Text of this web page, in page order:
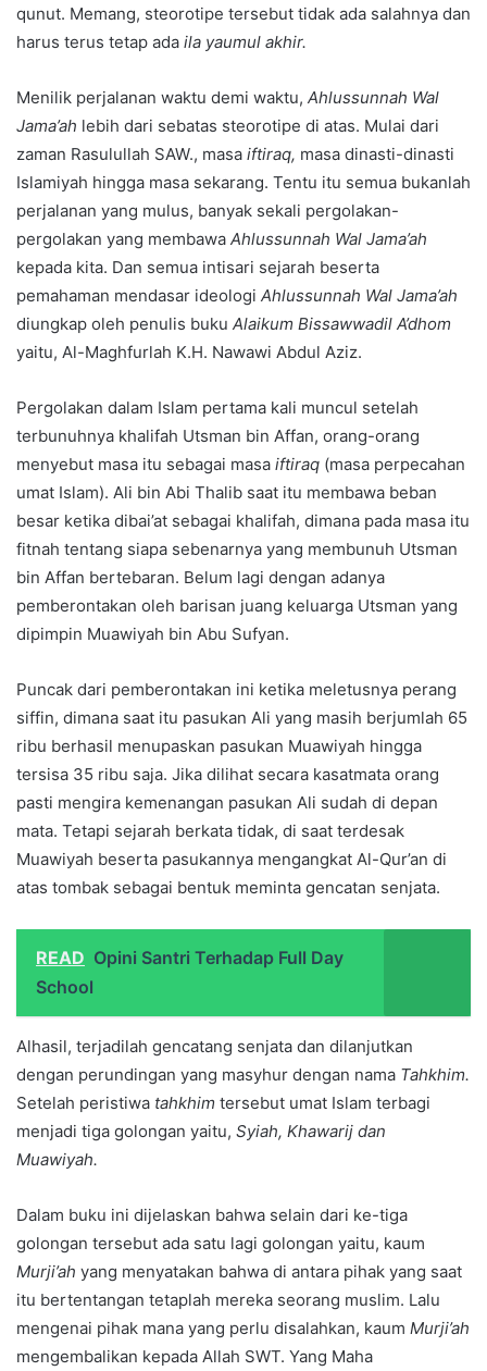
qunut. Memang, steorotipe tersebut tidak ada salahnya dan
harus terus tetap ada ila yaumul akhir.
Menilik perjalanan waktu demi waktu, Ahlussunnah Wal
Jama’ah lebih dari sebatas steorotipe di atas. Mulai dari
zaman Rasulullah SAW., masa iftiraq, masa dinasti-dinasti
Islamiyah hingga masa sekarang. Tentu itu semua bukanlah
perjalanan yang mulus, banyak sekali pergolakan-
pergolakan yang membawa Ahlussunnah Wal Jama’ah
kepada kita. Dan semua intisari sejarah beserta
pemahaman mendasar ideologi Ahlussunnah Wal Jama’ah
diungkap oleh penulis buku Alaikum Bissawwadil A’dhom
yaitu, Al-Maghfurlah K.H. Nawawi Abdul Aziz.
Pergolakan dalam Islam pertama kali muncul setelah
terbunuhnya khalifah Utsman bin Affan, orang-orang
menyebut masa itu sebagai masa iftiraq (masa perpecahan
umat Islam). Ali bin Abi Thalib saat itu membawa beban
besar ketika dibai’at sebagai khalifah, dimana pada masa itu
fitnah tentang siapa sebenarnya yang membunuh Utsman
bin Affan bertebaran. Belum lagi dengan adanya
pemberontakan oleh barisan juang keluarga Utsman yang
dipimpin Muawiyah bin Abu Sufyan.
Puncak dari pemberontakan ini ketika meletusnya perang
siffin, dimana saat itu pasukan Ali yang masih berjumlah 65
ribu berhasil menupaskan pasukan Muawiyah hingga
tersisa 35 ribu saja. Jika dilihat secara kasatmata orang
pasti mengira kemenangan pasukan Ali sudah di depan
mata. Tetapi sejarah berkata tidak, di saat terdesak
Muawiyah beserta pasukannya mengangkat Al-Qur’an di
atas tombak sebagai bentuk meminta gencatan senjata.
READ Opini Santri Terhadap Full Day
School
Alhasil, terjadilah gencatang senjata dan dilanjutkan
dengan perundingan yang masyhur dengan nama Tahkhim.
Setelah peristiwa tahkhim tersebut umat Islam terbagi
menjadi tiga golongan yaitu, Syiah, Khawarij dan
Muawiyah.
Dalam buku ini dijelaskan bahwa selain dari ke-tiga
golongan tersebut ada satu lagi golongan yaitu, kaum
Murji’ah yang menyatakan bahwa di antara pihak yang saat
itu bertentangan tetaplah mereka seorang muslim. Lalu
mengenai pihak mana yang perlu disalahkan, kaum Murji’ah
mengembalikan kepada Allah SWT. Yang Maha